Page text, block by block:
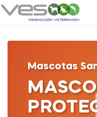
Mascotas